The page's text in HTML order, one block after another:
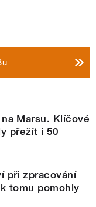
Marsu. Klíčové
přežít i 50
při zpracování
tomu pomohly